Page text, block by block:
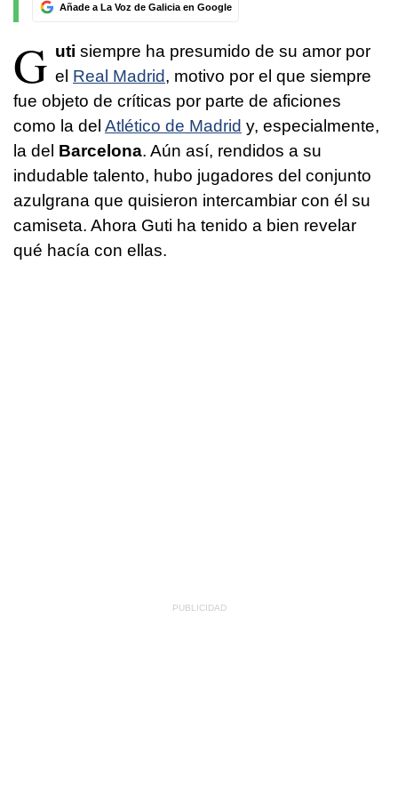
Añade a La Voz de Galicia en Google
G uti siempre ha presumido de su amor por
el Real Madrid, motivo por el que siempre
fue objeto de críticas por parte de aficiones
como la del Atlético de Madrid y, especialmente,
la del Barcelona. Aún así, rendidos a su
indudable talento, hubo jugadores del conjunto
azulgrana que quisieron intercambiar con él su
camiseta. Ahora Guti ha tenido a bien revelar
qué hacía con ellas.